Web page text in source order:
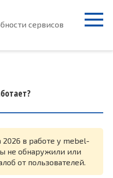
сервисов
2026 в работе у mebel-
не обнаружили или
от пользователей.